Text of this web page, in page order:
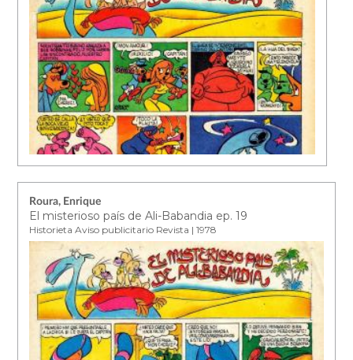
Roura, Enrique
El misterioso país de Ali-Babandia ep. 19
Historieta Aviso publicitario Revista | 1978